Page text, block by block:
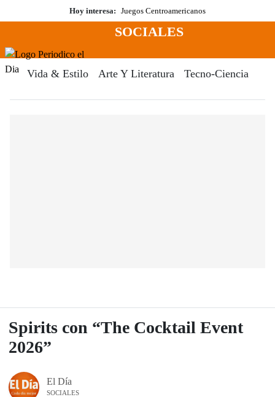
al
Hoy interesa: Juegos Centroamericanos
Menú
SOCIALES
Vida & Estilo Arte Y Literatura Tecno-Ciencia
Spirits con “The Cocktail Event
2026”
El Día
SOCIALES